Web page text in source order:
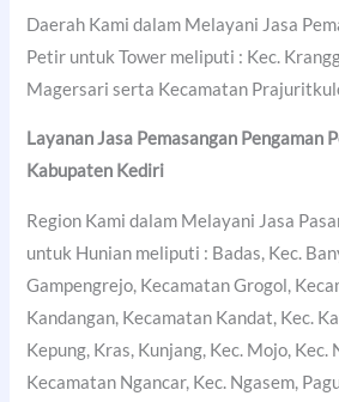
Daerah Kami dalam Melayani Jasa
Petir untuk Tower meliputi : Kec.
Magersari serta Kecamatan
Layanan Jasa Pemasangan Pengaman
Kabupaten Kediri
Region Kami dalam Melayani Jasa
untuk Hunian meliputi : Badas, Kec.
Gampengrejo, Kecamatan Grogol,
Kandangan, Kecamatan Kandat, Kec.
Kepung, Kras, Kunjang, Kec. Mojo, Kec.
Kecamatan Ngancar, Kec. Ngasem,